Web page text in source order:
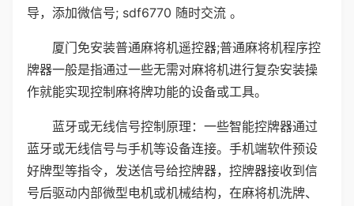
导，添加微信号; sdf6770 随时交流 。
厦门免安装普通麻将机遥控器;普通麻将机程序控
牌器一般是指通过一些无需对麻将机进行复杂安装操
作就能实现控制麻将牌功能的设备或工具。
蓝牙或无线信号控制原理：一些智能控牌器通过
蓝牙或无线信号与手机等设备连接。手机端软件预设
好牌型等指令，发送信号给控牌器，控牌器接收到信
号后驱动内部微型电机或机械结构，在麻将机洗牌、